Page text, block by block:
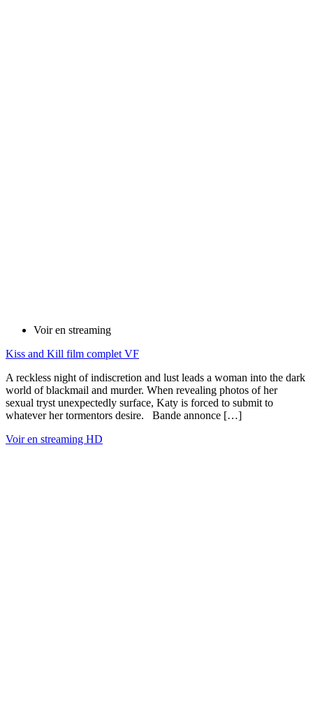
Voir en streaming
Kiss and Kill film complet VF
A reckless night of indiscretion and lust leads a woman into the dark
world of blackmail and murder. When revealing photos of her
sexual tryst unexpectedly surface, Katy is forced to submit to
whatever her tormentors desire. Bande annonce […]
Voir en streaming HD